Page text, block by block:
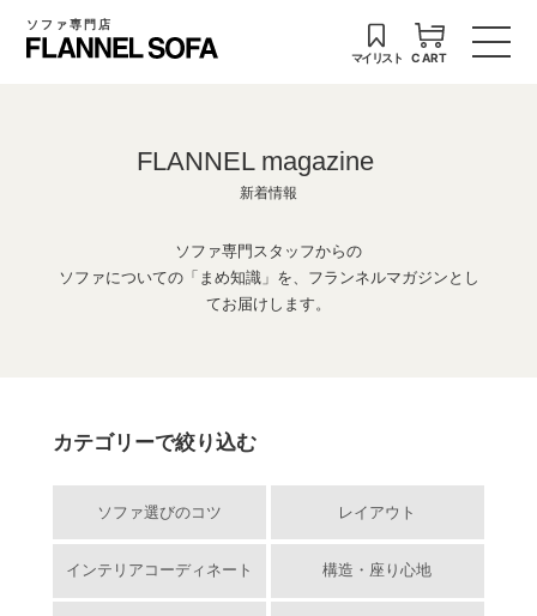
ソファ専門店
マイリスト CART
FLANNEL magazine
新着情報
ソファ専門スタッフからの
ソファについての「まめ知識」を、フランネルマガジンとし
てお届けします。
カテゴリーで絞り込む
ソファ選びのコツ レイアウト
インテリアコーディネート 構造・座り心地